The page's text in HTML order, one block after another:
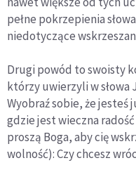
pełne pokrzepienia
niedotyczące
Drugi powód to swoisty
którzy uwierzyli w słowa
Wyobraź sobie, że jesteś
gdzie jest wieczna
proszą Boga, aby cię
wolność): Czy chcesz